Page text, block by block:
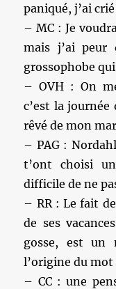
paniqué, j’ai
– MC : Je
mais j’ai peur
grossophobe
– OVH : On
c’est la journée
rêvé de mon
– PAG :
t’ont choisi
difficile de ne
– RR : Le fait
de ses
gosse, est un
l’origine du
– CC : une